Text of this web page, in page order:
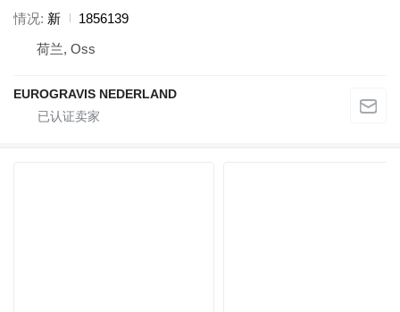
情况 新
1856139
荷兰, Oss
EUROGRAVIS NEDERLAND